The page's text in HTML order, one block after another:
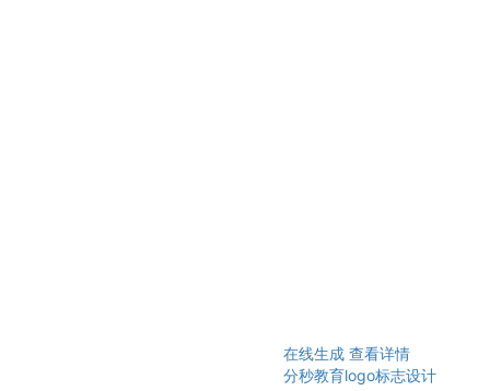
在线生成 查看详情
分秒教育logo标志设计